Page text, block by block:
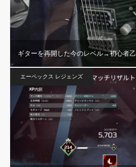
ギターを再開した今のレベル→初心者乙
エーペックス レジェンズ